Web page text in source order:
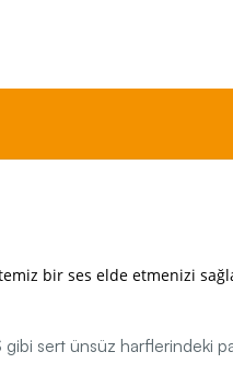
bir ses elde etmenizi
S gibi sert ünsüz